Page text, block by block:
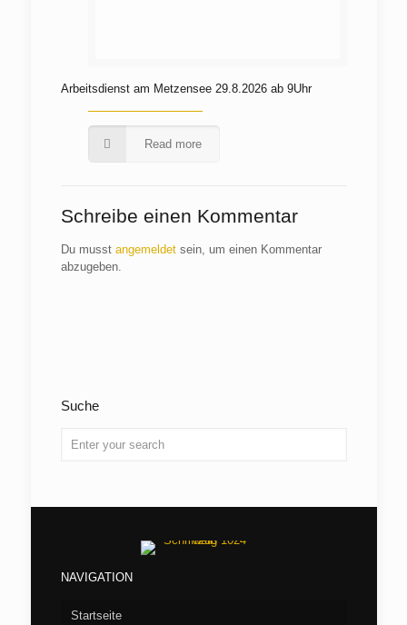
Arbeitsdienst am Metzensee 29.8.2026 ab 9Uhr
Read more
Schreibe einen Kommentar
Du musst angemeldetsein, um einen Kommentar
abzugeben.
Suche
NAVIGATION
Startseite